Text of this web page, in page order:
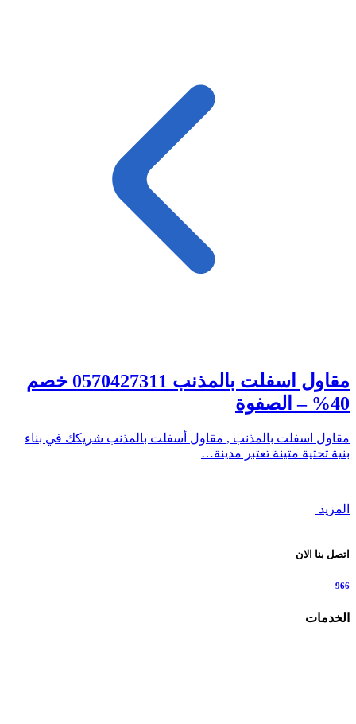
مقاول اسفلت بالمذنب 0570427311 خصم
40% – الصفوة
مقاول اسفلت بالمذنب , مقاول أسفلت بالمذنب شريكك في بناء
بنية تحتية متينة تعتبر مدينة…
المزيد
اتصل بنا الان
966
الخدمات